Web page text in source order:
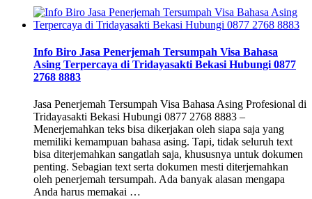
Info Biro Jasa Penerjemah Tersumpah Visa Bahasa
Asing Terpercaya di Tridayasakti Bekasi Hubungi 0877
2768 8883
Jasa Penerjemah Tersumpah Visa Bahasa Asing Profesional di
Tridayasakti Bekasi Hubungi 0877 2768 8883 –
Menerjemahkan teks bisa dikerjakan oleh siapa saja yang
memiliki kemampuan bahasa asing. Tapi, tidak seluruh text
bisa diterjemahkan sangatlah saja, khususnya untuk dokumen
penting. Sebagian text serta dokumen mesti diterjemahkan
oleh penerjemah tersumpah. Ada banyak alasan mengapa
Anda harus memakai …